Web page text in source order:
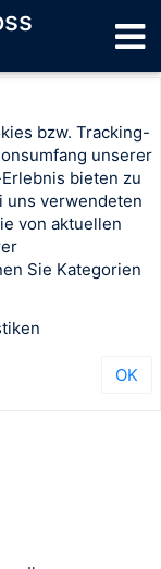
bzw. Tracking-
unserer
bieten zu
uns verwendeten
von aktuellen
Sie Kategorien
OK